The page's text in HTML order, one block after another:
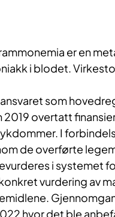
er en
i blodet.
som
overtatt
I
de overførte
i systemet
vurdering av
hvor det ble